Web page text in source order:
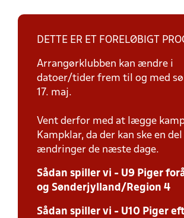
DETTE ER ET FORELØBIGT
Arrangørklubben kan ændre i
datoer/tider frem til og med
17. maj.
Vent derfor med at lægge
Kampklar, da der kan ske en del
ændringer de næste dage.
Sådan spiller vi - U9 Piger
og Sønderjylland/Region 4
Sådan spiller vi - U10 Piger